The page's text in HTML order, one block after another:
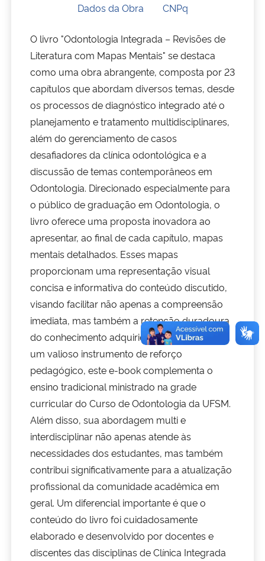
Ministério do Desenvolvimento Regional
Controladoria-Geral da União
Ministério da Mulher, da Família e dos Direitos Humanos
Secretaria-Geral
Gabinete de Segurança Institucional
Advocacia-Geral da União
Banco Central do Brasil
Dados da Obra
CNPq
O livro "Odontologia Integrada – Revisões de
Literatura com Mapas Mentais" se destaca
como uma obra abrangente, composta por 23
capítulos que abordam diversos temas, desde
os processos de diagnóstico integrado até o
planejamento e tratamento multidisciplinares,
além do gerenciamento de casos
desafiadores da clínica odontológica e a
discussão de temas contemporâneos em
Odontologia. Direcionado especialmente para
o público de graduação em Odontologia, o
livro oferece uma proposta inovadora ao
apresentar, ao final de cada capítulo, mapas
mentais detalhados. Esses mapas
proporcionam uma representação visual
concisa e informativa do conteúdo discutido,
visando facilitar não apenas a compreensão
imediata, mas também a retenção duradoura
do conhecimento adquirido. Idealizado como
um valioso instrumento de reforço
pedagógico, este e-book complementa o
ensino tradicional ministrado na grade
curricular do Curso de Odontologia da UFSM.
Além disso, sua abordagem multi e
interdisciplinar não apenas atende às
necessidades dos estudantes, mas também
contribui significativamente para a atualização
profissional da comunidade acadêmica em
geral. Um diferencial importante é que o
conteúdo do livro foi cuidadosamente
elaborado e desenvolvido por docentes e
discentes das disciplinas de Clínica Integrada